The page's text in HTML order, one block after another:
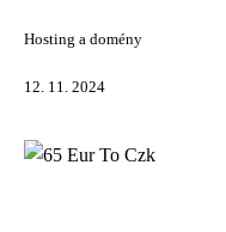
Hosting a domény
12. 11. 2024